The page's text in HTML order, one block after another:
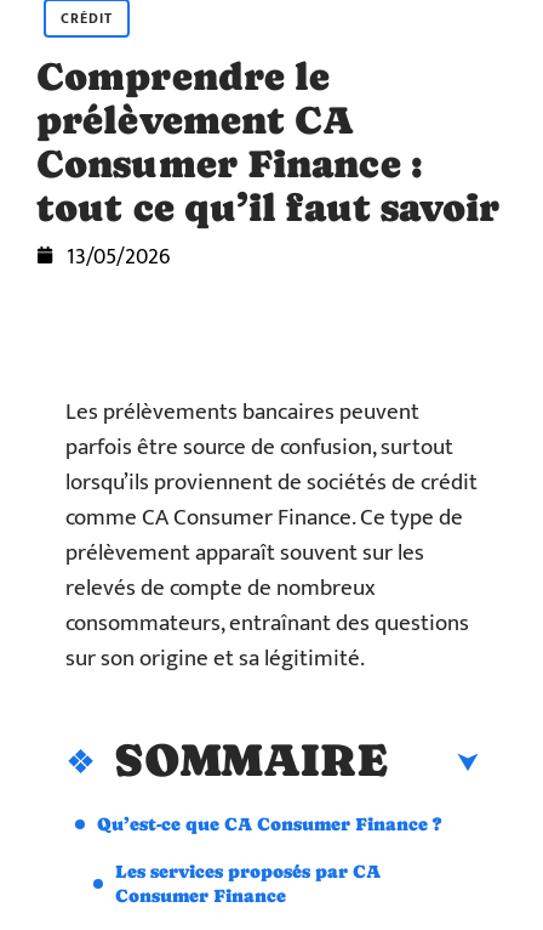
CRÉDIT
Comprendre le
prélèvement CA
Consumer Finance :
tout ce qu’il faut savoir
13/05/2026
Les prélèvements bancaires peuvent
parfois être source de confusion, surtout
lorsqu’ils proviennent de sociétés de crédit
comme CA Consumer Finance. Ce type de
prélèvement apparaît souvent sur les
relevés de compte de nombreux
consommateurs, entraînant des questions
sur son origine et sa légitimité.
SOMMAIRE
Qu’est-ce que CA Consumer Finance ?
Les services proposés par CA
Consumer Finance